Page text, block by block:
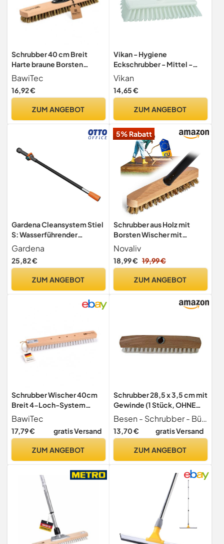
Schrubber 40 cm Breit
Harte braune Borsten
Bodenschrubber ohne Stiel
BawiTec
16,92 €
ZUM ANGEBOT
Vikan - Hygiene
Eckschrubber - Mittel -
265mm - Weiß
Vikan
14,65 €
ZUM ANGEBOT
Gardena Cleansystem Stiel
S: Wasserführender
Reinigungsstiel, 90 cm,
Aluminium, stufenlose
Durchflussregulierung, für
Gardena System (18800-
Gardena
25,82 €
ZUM ANGEBOT
5% Rabatt
Schrubber aus Holz mit
Borsten Wischer mit
Gewinde und Schraub-
Steckstiel vierteilig
Scheuerbürste Union
Reinigung Balkon Terrasse
Novaliv
18,99 € 19,99 €
ZUM ANGEBOT
Schrubber Wischer 40cm
Breit 4-Loch-System
weiße Kunstborsten ohne
Stiel
BawiTec
17,79 € gratis Versand
ZUM ANGEBOT
Schrubber 28,5 x 3,5 cm mit
Gewinde (1 Stück, OHNE
Stiel)
Besen - Schrubber - Bürsten
13,70 € gratis Versand
ZUM ANGEBOT